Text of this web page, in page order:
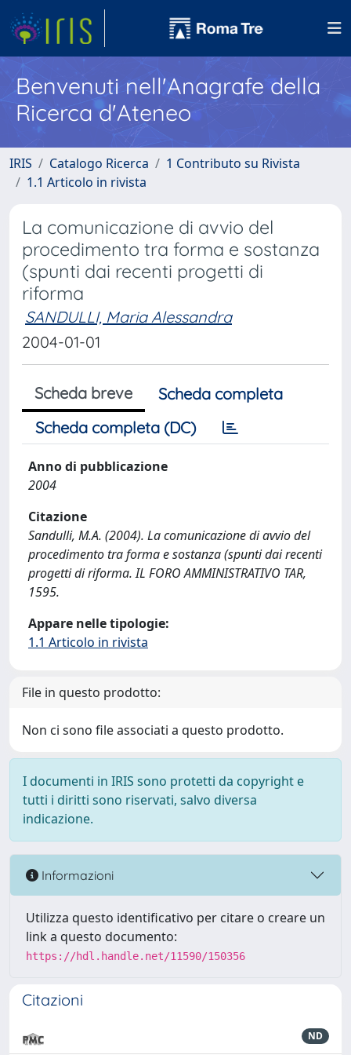
Benvenuti nell'Anagrafe della
Ricerca d'Ateneo
IRIS Catalogo Ricerca
1 Contributo su Rivista
1.1 Articolo in rivista
La comunicazione di avvio del
procedimento tra forma e sostanza
(spunti dai recenti progetti di
riforma
SANDULLI, Maria Alessandra
2004-01-01
Scheda breve
Scheda completa
Scheda completa (DC)
Anno di pubblicazione
2004
Citazione
Sandulli, M.A. (2004). La comunicazione di avvio del
procedimento tra forma e sostanza (spunti dai recenti
progetti di riforma. IL FORO AMMINISTRATIVO TAR,
1595.
Appare nelle tipologie:
1.1 Articolo in rivista
File in questo prodotto:
Non ci sono file associati a questo prodotto.
I documenti in IRIS sono protetti da copyright e
tutti i diritti sono riservati, salvo diversa
indicazione.
Informazioni
Utilizza questo identificativo per citare o creare un
link a questo documento:
https://hdl.handle.net/11590/150356
Citazioni
ND